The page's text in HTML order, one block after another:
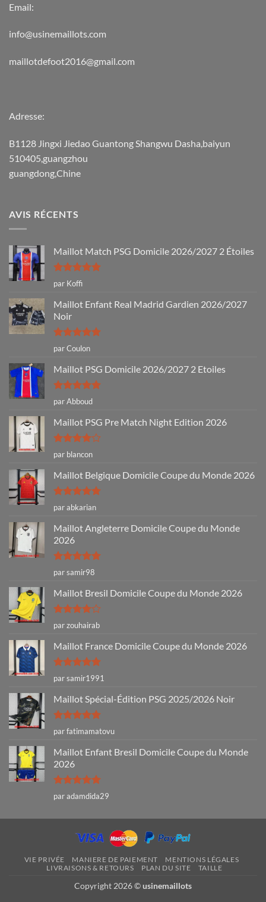
Email:
info@usinemaillots.com
maillotdefoot2016@gmail.com
Adresse:
B1128 Jingxi Jiedao Guantong Shangwu Dasha,baiyun
510405,guangzhou
guangdong,Chine
AVIS RÉCENTS
Maillot Match PSG Domicile 2026/2027 2 Étoiles
Note5sur
5
par Koffi
Maillot Enfant Real Madrid Gardien 2026/2027
Noir
Note5sur
5
par Coulon
Maillot PSG Domicile 2026/2027 2 Etoiles
Note5sur
5
par Abboud
Maillot PSG Pre Match Night Edition 2026
Note4
sur 5
par blancon
Maillot Belgique Domicile Coupe du Monde 2026
Note5sur
5
par abkarian
Maillot Angleterre Domicile Coupe du Monde
2026
Note5sur
5
par samir98
Maillot Bresil Domicile Coupe du Monde 2026
Note4
sur 5
par zouhairab
Maillot France Domicile Coupe du Monde 2026
Note5sur
5
par samir1991
Maillot Spécial-Édition PSG 2025/2026 Noir
Note5sur
5
par fatimamatovu
Maillot Enfant Bresil Domicile Coupe du Monde
2026
Note5sur
5
par adamdida29
VIE PRIVÉE MANIERE DE PAIEMENT
MENTIONS LÉGALES
LIVRAISONS & RETOURS
PLAN DU SITE TAILLE
Copyright 2026 ©usinemaillots